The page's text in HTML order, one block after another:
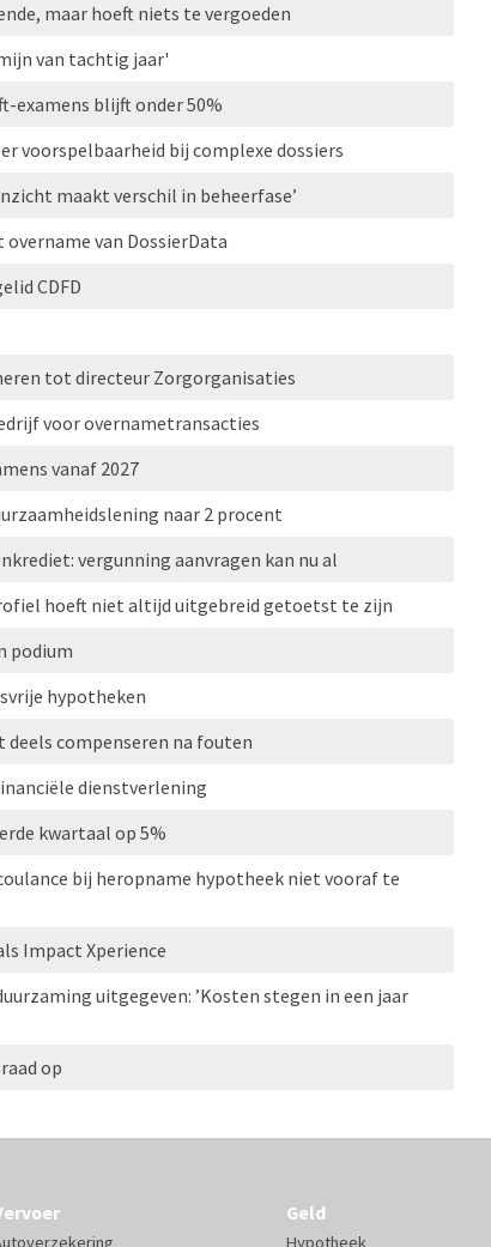
maar hoeft niets te vergoeden
van tachtig jaar'
examens blijft onder 50%
voorspelbaarheid bij complexe dossiers
maakt verschil in beheerfase’
van DossierData
CDFD
tot directeur Zorgorganisaties
voor overnametransacties
vanaf 2027
naar 2 procent
vergunning aanvragen kan nu al
hoeft niet altijd uitgebreid getoetst te zijn
podium
hypotheken
compenseren na fouten
dienstverlening
kwartaal op 5%
bij heropname hypotheek niet vooraf te
Impact Xperience
uitgegeven: ’Kosten stegen in een jaar
op
Geld
Hypotheek